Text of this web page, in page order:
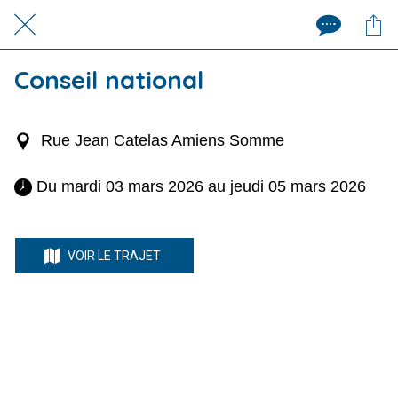
Conseil national
Rue Jean Catelas Amiens Somme
Du mardi 03 mars 2026 au jeudi 05 mars 2026
VOIR LE TRAJET